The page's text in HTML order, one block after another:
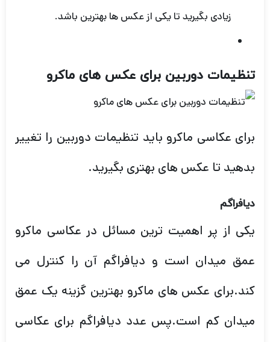
زیادی بگیرید تا یکی از عکس ها بهترین باشد.
تنظیمات دوربین برای عکس های ماکرو
برای عکاسی ماکرو باید تنظیمات دوربین را تغییر
بدهید تا عکس های بهتری بگیرید.
دیافراگم
یکی از پر اهمیت ترین مسائل در عکاسی ماکرو
عمق میدان است و دیافراگم آن را کنترل می
کند.برای عکس های ماکرو بهترین گزینه یک عمق
میدان کم است.پس عدد دیافراگم برای عکاسی